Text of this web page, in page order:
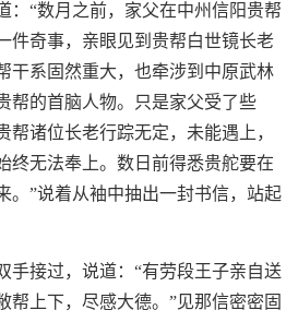
：“数月之前，家父在中州信阳贵帮
件奇事，亲眼见到贵帮白世镜长老
干系固然重大，也牵涉到中原武林
帮的首脑人物。只是家父受了些
帮诸位长老行踪无定，未能遇上，
终无法奉上。数日前得悉贵舵要在
。”说着从袖中抽出一封书信，站起
手接过，说道：“有劳段王子亲自送
帮上下，尽感大德。”见那信密密固